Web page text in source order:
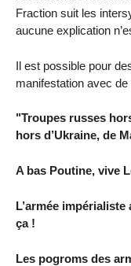
Fraction suit les
aucune explication
Il est possible pour
manifestation avec
"Troupes russes
hors d’Ukraine, de
A bas Poutine, vive
L’armée
ça !
Les pogroms des